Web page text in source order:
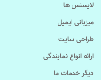
لایسنس ها
میزبانی ایمیل
طراحی سایت
ارائه انواع نمایندگی
دیگر خدمات ما